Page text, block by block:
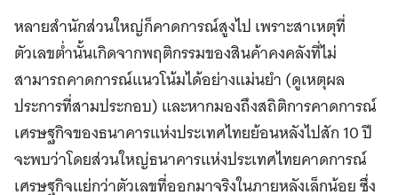
หลายสำนักส่วนใหญ่ก็คาดการณ์สูงไป เพราะสาเหตุที่
ตัวเลขต่ำนั้นเกิดจากพฤติกรรมของสินค้าคงคลังที่ไม่
สามารถคาดการณ์แนวโน้มได้อย่างแม่นยำ (ดูเหตุผล
ประการที่สามประกอบ) และหากมองถึงสถิติการคาดการณ์
เศรษฐกิจของธนาคารแห่งประเทศไทยย้อนหลังไปสัก 10 ปี
จะพบว่าโดยส่วนใหญ่ธนาคารแห่งประเทศไทยคาดการณ์
เศรษฐกิจแย่กว่าตัวเลขที่ออกมาจริงในภายหลังเล็กน้อย ซึ่ง